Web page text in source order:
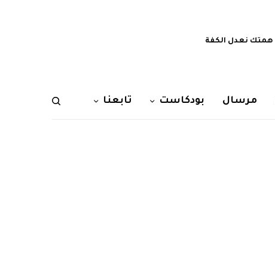
همتك نعدل الكفة
مرسال بودكاست تابعنا